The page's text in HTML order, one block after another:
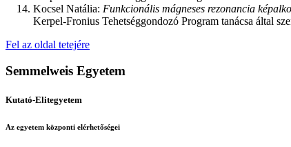
Kocsel Natália: Funkcionális mágneses rezonancia
Kerpel-Fronius Tehetséggondozó Program tanácsa által
Fel az oldal tetejére
Semmelweis Egyetem
Kutató-Elitegyetem
Az egyetem központi elérhetőségei